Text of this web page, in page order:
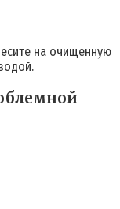
на очищенную